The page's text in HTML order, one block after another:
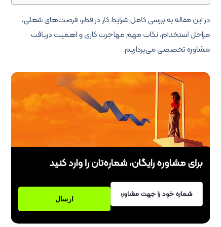
در این مقاله به بررسی کامل شرایط کار در قطر، فرصت‌های شغلی،
مراحل استخدام، نکات مهم مهاجرت کاری و اهمیت دریافت
مشاوره تخصصی می‌پردازیم.
برای مشاوره رایگان، شماره‌تان را وارد کنید